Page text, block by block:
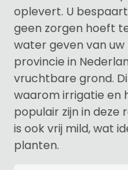
oplevert. U
geen zorgen hoeft
water geven van
provincie in
vruchtbare grond.
waarom irrigatie en
populair zijn in deze
is ook vrij mild, wat
planten.